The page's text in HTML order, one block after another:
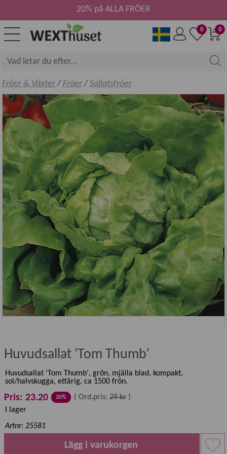
0
0
20% på ALLA FRÖER
Fröer & Växter/ Fröer/ Sallatsfröer
Huvudsallat 'Tom Thumb'
Huvudsallat 'Tom Thumb', grön, mjälla blad, kompakt,
sol/halvskugga, ettårig, ca 1500 frön.
Pris: 23.20 20% ( Ord.pris: 29 kr )
I lager
Artnr: 25581
Lägg i varukorgen